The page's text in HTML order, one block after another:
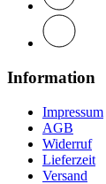
Information
Impressum
AGB
Widerruf
Lieferzeit
Versand